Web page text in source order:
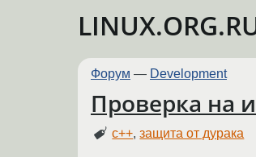
Форум — Development
Проверка на
c++,защита от дурака